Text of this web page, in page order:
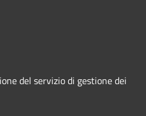
del servizio di gestione dei